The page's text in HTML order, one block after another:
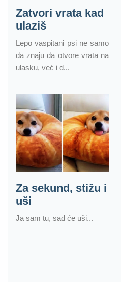
Zatvori vrata kad
ulaziš
Lepo vaspitani psi ne samo
da znaju da otvore vrata na
ulasku, već i d...
Za sekund, stižu i
uši
Ja sam tu, sad će uši...